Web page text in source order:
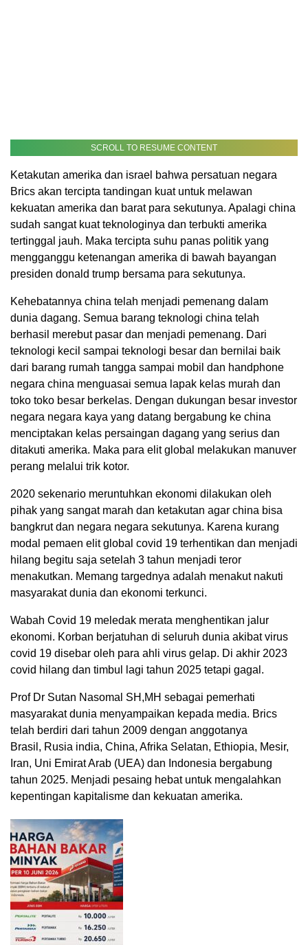
SCROLL TO RESUME CONTENT
Ketakutan amerika dan israel bahwa persatuan negara
Brics akan tercipta tandingan kuat untuk melawan
kekuatan amerika dan barat para sekutunya. Apalagi china
sudah sangat kuat teknologinya dan terbukti amerika
tertinggal jauh. Maka tercipta suhu panas politik yang
mengganggu ketenangan amerika di bawah bayangan
presiden donald trump bersama para sekutunya.
Kehebatannya china telah menjadi pemenang dalam
dunia dagang. Semua barang teknologi china telah
berhasil merebut pasar dan menjadi pemenang. Dari
teknologi kecil sampai teknologi besar dan bernilai baik
dari barang rumah tangga sampai mobil dan handphone
negara china menguasai semua lapak kelas murah dan
toko toko besar berkelas. Dengan dukungan besar investor
negara negara kaya yang datang bergabung ke china
menciptakan kelas persaingan dagang yang serius dan
ditakuti amerika. Maka para elit global melakukan manuver
perang melalui trik kotor.
2020 sekenario meruntuhkan ekonomi dilakukan oleh
pihak yang sangat marah dan ketakutan agar china bisa
bangkrut dan negara negara sekutunya. Karena kurang
modal pemaen elit global covid 19 terhentikan dan menjadi
hilang begitu saja setelah 3 tahun menjadi teror
menakutkan. Memang targednya adalah menakut nakuti
masyarakat dunia dan ekonomi terkunci.
Wabah Covid 19 meledak merata menghentikan jalur
ekonomi. Korban berjatuhan di seluruh dunia akibat virus
covid 19 disebar oleh para ahli virus gelap. Di akhir 2023
covid hilang dan timbul lagi tahun 2025 tetapi gagal.
Prof Dr Sutan Nasomal SH,MH sebagai pemerhati
masyarakat dunia menyampaikan kepada media. Brics
telah berdiri dari tahun 2009 dengan anggotanya
Brasil, Rusia india, China, Afrika Selatan, Ethiopia, Mesir,
Iran, Uni Emirat Arab (UEA) dan Indonesia bergabung
tahun 2025. Menjadi pesaing hebat untuk mengalahkan
kepentingan kapitalisme dan kekuatan amerika.